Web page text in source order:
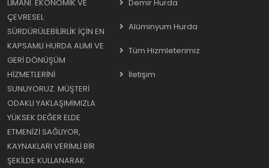
LIMANI. EKONOMIK VE
ÇEVRESEL
SÜRDÜRÜLEBILIRLIK IÇIN EN
KAPSAMLI HURDA ALIMI VE
GERI DÖNÜŞÜM
HIZMETLERINI
SUNUYORUZ. MÜŞTERI
ODAKLI YAKLAŞIMIMIZLA
YÜKSEK DEĞER ELDE
ETMENIZI SAĞLIYOR,
KAYNAKLARI VERIMLI BIR
ŞEKILDE KULLANARAK
Demir Hurda
Alüminyum Hurda
Tüm Hizmleterimiz
İletişim